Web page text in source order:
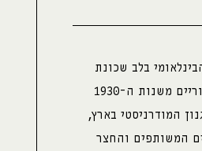
instagram
לבית בסגנון הבינלאומי בלב שכונת
רחביה. מלבד תוספת הקומות, חלקי המבנה המקוריים משנות ה-1930
המודרניסטי בארץ,
המשותפים והחצר